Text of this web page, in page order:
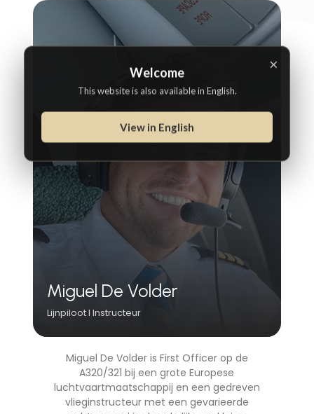
Miguel De Volder
Lijnpiloot I Instructeur
Miguel De Volder is First Officer op de
A320/321 bij een grote Europese
luchtvaartmaatschappij en een gedreven
vlieginstructeur met een gevarieerde
×
Welcome
This website is also available in English.
View in English